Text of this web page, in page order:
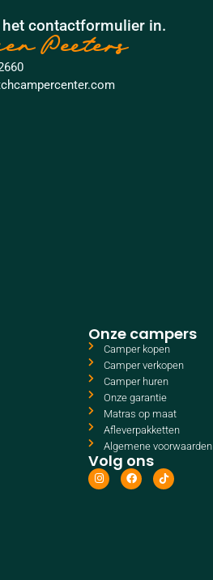
contactformulier in.
Peeters
Onze campers
Camper kopen
Camper verkopen
Camper huren
Onze garantie
Matras op maat
Afleverpakketten
Algemene voorwaarden
Volg ons